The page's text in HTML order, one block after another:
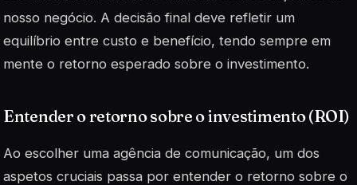
nosso negócio. A decisão final deve refletir um
equilíbrio entre custo e benefício, tendo sempre em
mente o retorno esperado sobre o investimento.
Entender o retorno sobre o investimento (ROI)
Ao escolher uma agência de comunicação, um dos
aspetos cruciais passa por entender o retorno sobre o